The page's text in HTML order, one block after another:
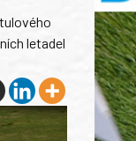
letadel